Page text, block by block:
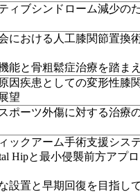
ィブシンドローム減少の
における人工膝関節置換
能と骨粗鬆症治療を踏ま
因疾患としての変形性膝
望
ポーツ外傷に対する治療
ックアーム手術支援シス
Hipと最小侵襲前方アプ
設置と早期回復を目指し